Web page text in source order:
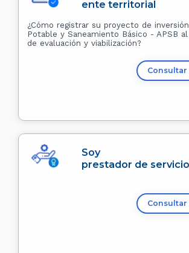
ente territorial
¿Cómo registrar su proyecto de
Potable y Saneamiento Básico - APSB
de evaluación y viabilización?
Soy
prestador de servicio